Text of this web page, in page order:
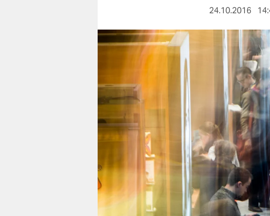
verlag
verlag
veranstaltungen
shop
fragen & hilfe
unterstützen
abo
genossenschaft
24.10.2016